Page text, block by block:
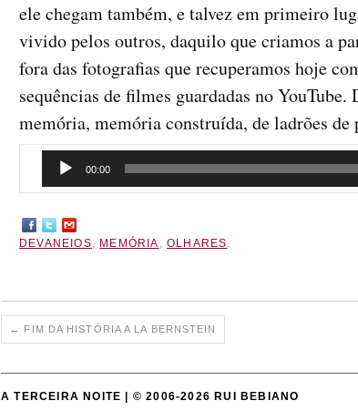
ele chegam também, e talvez em primeiro
vivido pelos outros, daquilo que criamos a
fora das fotografias que recuperamos hoje
sequências de filmes guardadas no
memória, memória construída, de ladrões de
Reprodutor
de
00:00
DEVANEIOS, MEMÓRIA ,OLHARES.
← FIM DA HISTÓRIA A LA BERNSTEIN
A TERCEIRA NOITE | © 2006-2026 RUI BEBIANO